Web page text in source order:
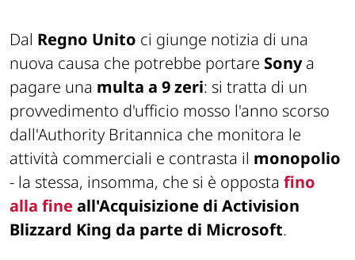
Dal Regno Unito ci giunge notizia di una
nuova causa che potrebbe portare Sonya
pagare una multa a 9 zeri: si tratta di un
provvedimento d'ufficio mosso l'anno scorso
dall'Authority Britannica che monitora le
attività commerciali e contrasta il monopolio
- la stessa, insomma, che si è opposta fino
alla fine all'Acquisizione di Activision
Blizzard King da parte di Microsoft.